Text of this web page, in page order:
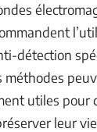
détection
méthodes
utiles pour
leur